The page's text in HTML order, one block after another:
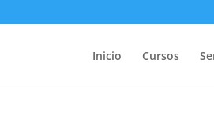
Inicio Cursos